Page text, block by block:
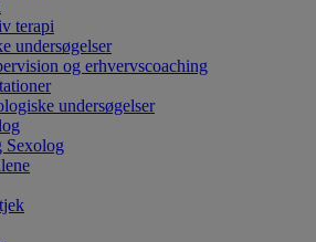
terapi
undersøgelser
og erhvervscoaching
undersøgelser
Sexolog